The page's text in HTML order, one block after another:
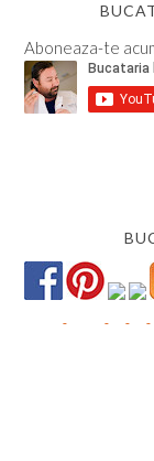
Aboneaza-te